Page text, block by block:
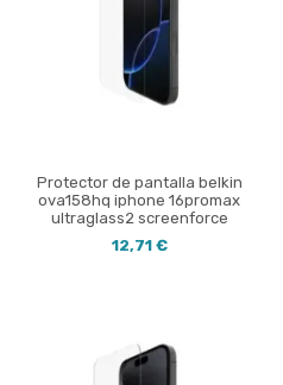
Protector de pantalla belkin
ova158hq iphone 16promax
ultraglass2 screenforce
12,71 €